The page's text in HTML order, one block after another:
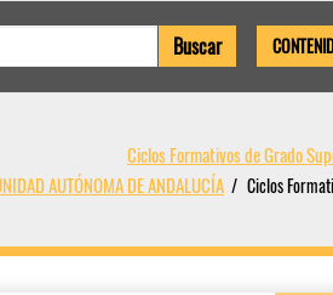
Ciclos Formativos de Grado
AUTÓNOMA DE ANDALUCÍA
Ciclos